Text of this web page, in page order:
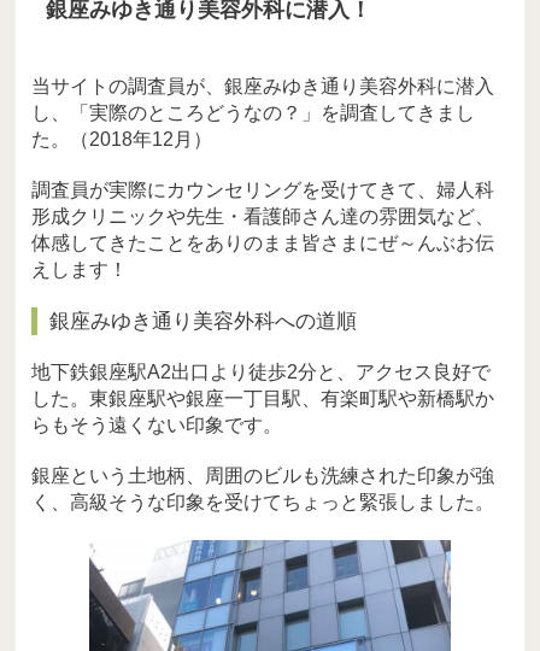
銀座みゆき通り美容外科に潜入！
当サイトの調査員が、銀座みゆき通り美容外科に潜入
し、「実際のところどうなの？」を調査してきまし
た。（2018年12月）
調査員が実際にカウンセリングを受けてきて、婦人科
形成クリニックや先生・看護師さん達の雰囲気など、
体感してきたことをありのまま皆さまにぜ～んぶお伝
えします！
銀座みゆき通り美容外科への道順
地下鉄銀座駅A2出口より徒歩2分と、アクセス良好で
した。東銀座駅や銀座一丁目駅、有楽町駅や新橋駅か
らもそう遠くない印象です。
銀座という土地柄、周囲のビルも洗練された印象が強
く、高級そうな印象を受けてちょっと緊張しました。